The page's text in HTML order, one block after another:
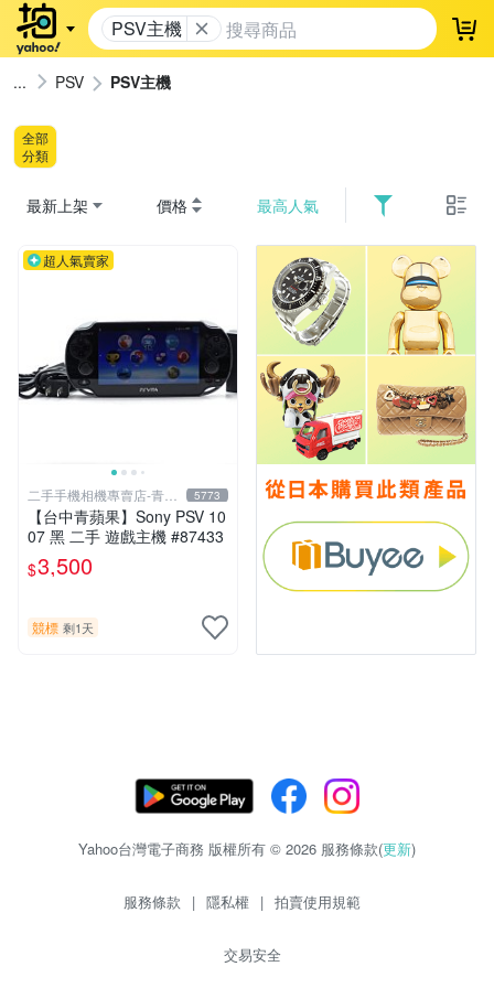
PSV主機 登
PSV PSV主機
全部
分類
最新上架 價格 最高人氣
超人氣賣家
二手手機相機專賣店-青蘋
果3c
5773
【台中青蘋果】Sony PSV 10
07 黑 二手 遊戲主機 #87433
$3,500
競標 剩1天
Yahoo台灣電子商務 版權所有 © 2026 服務條款(更新)
服務條款 | 隱私權 | 拍賣使用規範
交易安全